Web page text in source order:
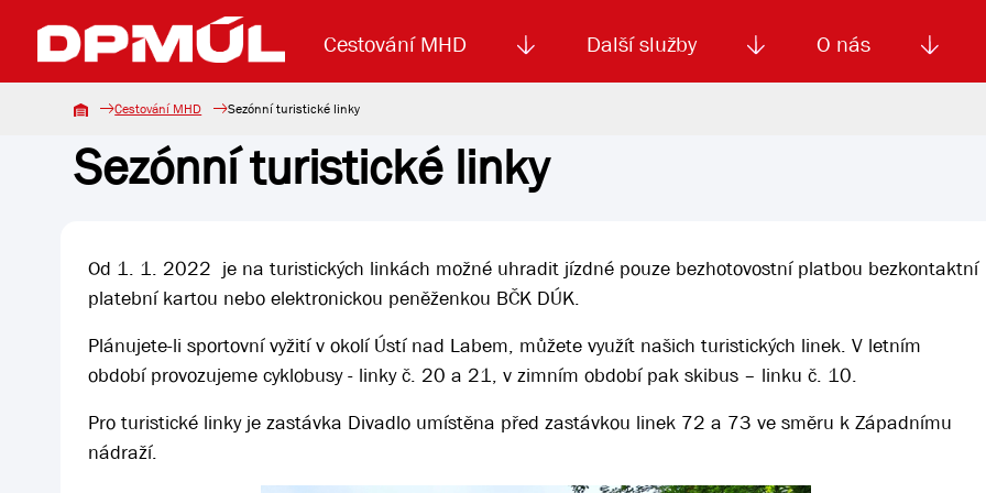
Cestování MHD
Uzavření mostu Dr. E. Beneše Koupit jízdenku
Další služby
Lanová dráha Reklama Smluvní doprava
O nás
Základní údaje Aktuality
Cestování MHD Sezónní turistické linky
Sezónní turistické linky
Od 1. 1. 2022 je na turistických linkách možné uhradit jízdné pouze bezhotovostní platbou bezkontaktní
platební kartou nebo elektronickou peněženkou BČK DÚK.
Plánujete-li sportovní vyžití v okolí Ústí nad Labem, můžete využít našich turistických linek. V letním
období provozujeme cyklobusy - linky č. 20 a 21, v zimním období pak skibus – linku č. 10.
Pro turistické linky je zastávka Divadlo umístěna před zastávkou linek 72 a 73 ve směru k Západnímu
nádraží.